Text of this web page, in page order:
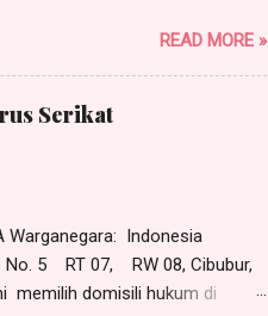
Pasal 118 HIR dan asas
tinggal tergugat.
mengadili dan memutus
adalah PHI Jakarta Pusat
dalam Putusan PHI Denpasar
READ MORE »
Serikat
Indonesia
5 RT 07, RW 08, Cibubur,
memilih domisili hukum di